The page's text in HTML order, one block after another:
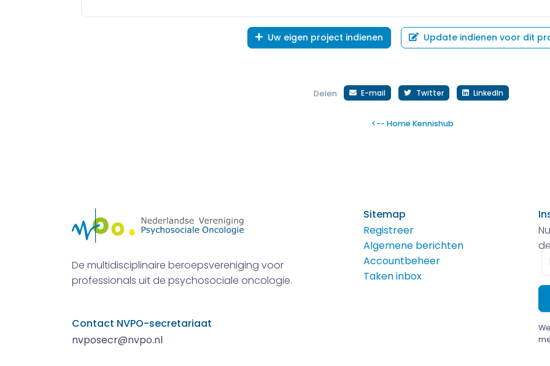
Uw eigen project indienen Update indienen voor dit
Delen: E-mail Twitter LinkedIn
<-- Home Kennishub
De multidisciplinaire beroepsvereniging voor
professionals uit de psychosociale oncologie.
Contact NVPO-secretariaat
nvposecr@nvpo.nl
Sitemap
Registreer
Algemene berichten
Accountbeheer
Taken inbox
E-